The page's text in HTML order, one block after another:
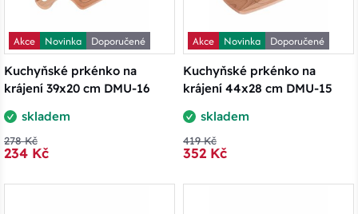
Akce Novinka
Doporučené
Kuchyňské prkénko na
krájení 39x20 cm DMU-16
skladem
278 Kč
234 Kč
Akce Novinka
Doporučené
Kuchyňské prkénko na
krájení 44x28 cm DMU-15
skladem
419 Kč
352 Kč